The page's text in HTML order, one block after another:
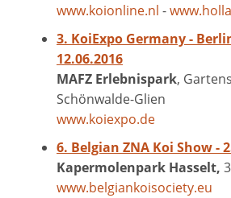
www.koionline.nl -
3. KoiExpo Germany -
12.06.2016
MAFZ Erlebnispark,
Schönwalde-Glien
www.koiexpo.de
6. Belgian ZNA Koi Show -
Kapermolenpark Hasselt,
www.belgiankoisociety.eu